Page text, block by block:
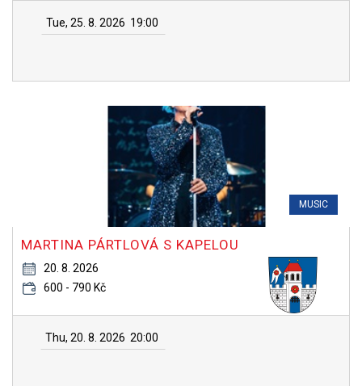
Tue, 25. 8. 2026 19:00
MUSIC
MARTINA PÁRTLOVÁ S KAPELOU
20. 8. 2026
600 - 790 Kč
Thu, 20. 8. 2026 20:00